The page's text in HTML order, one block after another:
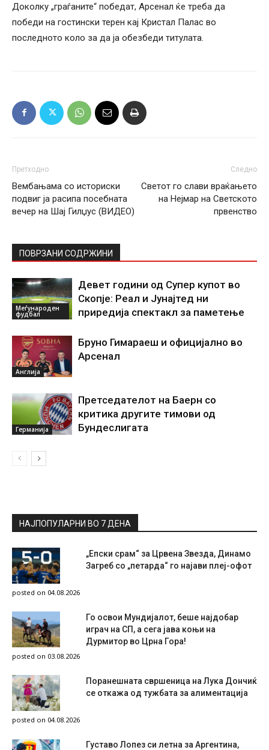
Доколку „граѓаните“ победат, Арсенал ќе треба да
победи на гостински терен кај Кристал Палас во
последното коло за да ја обезбеди титулата.
Претходно
Вембањама со историски
подвиг ја расипа посебната
вечер на Шај Гилџус (ВИДЕО)
Следно
Светот го слави враќањето
на Нејмар на Светското
првенство
ПОВРЗАНИ СОДРЖИНИ
Меѓународен
фудбал
Девет години од Супер купот во
Скопје: Реал и Јунајтед ни
приредија спектакл за паметење
Англија
Бруно Гимараеш и официјално во
Арсенал
Германија
Претседателот на Баерн со
критика другите тимови од
Бундеслигата
НАЈПОПУЛАРНИ ВО 7 ДЕНА
„Епски срам“ за Црвена Звезда, Динамо
Загреб со „петарда“ го најави плеј-офот
posted on 04.08.2026
Го освои Мундијалот, беше најдобар
играч на СП, а сега јава коњи на
Дурмитор во Црна Гора!
posted on 03.08.2026
Поранешната свршеница на Лука Дончиќ
се откажа од тужбата за алиментација
posted on 04.08.2026
Густаво Лопез си летна за Аргентина,